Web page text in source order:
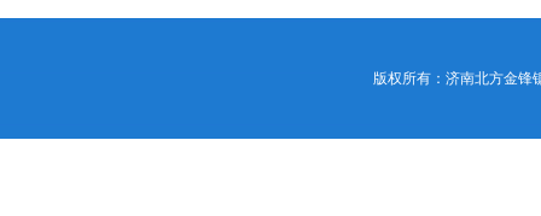
版权所有：济南北方金锋